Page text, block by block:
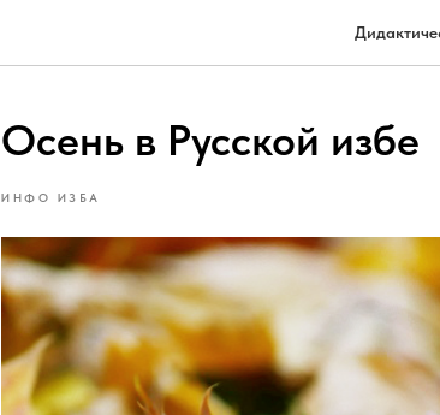
Осень в Русской избе
ИНФО ИЗБА